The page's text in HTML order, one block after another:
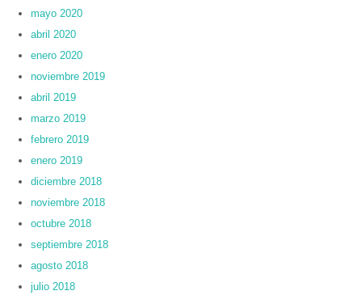
mayo 2020
abril 2020
enero 2020
noviembre 2019
abril 2019
marzo 2019
febrero 2019
enero 2019
diciembre 2018
noviembre 2018
octubre 2018
septiembre 2018
agosto 2018
julio 2018